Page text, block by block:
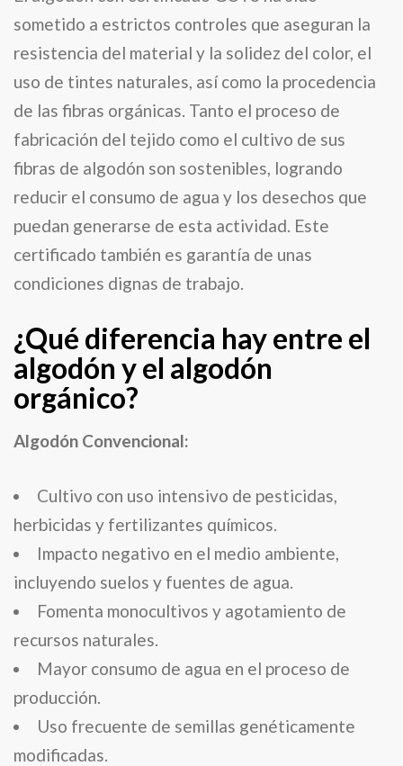
sometido a estrictos controles que aseguran la
resistencia del material y la solidez del color, el
uso de tintes naturales, así como la procedencia
de las fibras orgánicas. Tanto el proceso de
fabricación del tejido como el cultivo de sus
fibras de algodón son sostenibles, logrando
reducir el consumo de agua y los desechos que
puedan generarse de esta actividad. Este
certificado también es garantía de unas
condiciones dignas de trabajo.
¿Qué diferencia hay entre el
algodón y el algodón
orgánico?
Algodón Convencional:
Cultivo con uso intensivo de pesticidas,
herbicidas y fertilizantes químicos.
Impacto negativo en el medio ambiente,
incluyendo suelos y fuentes de agua.
Fomenta monocultivos y agotamiento de
recursos naturales.
Mayor consumo de agua en el proceso de
producción.
Uso frecuente de semillas genéticamente
modificadas.